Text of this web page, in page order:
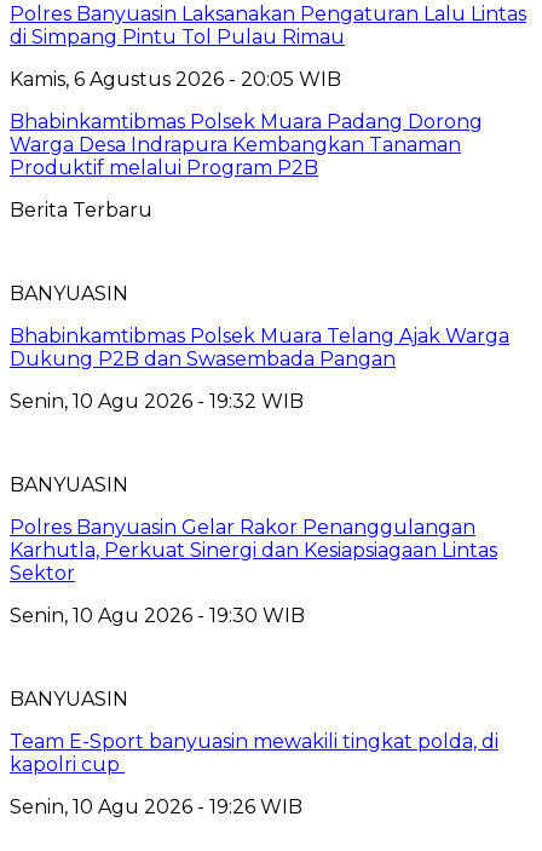
Polres Banyuasin Laksanakan Pengaturan Lalu Lintas
di Simpang Pintu Tol Pulau Rimau
Kamis, 6 Agustus 2026 - 20:05 WIB
Bhabinkamtibmas Polsek Muara Padang Dorong
Warga Desa Indrapura Kembangkan Tanaman
Produktif melalui Program P2B
Berita Terbaru
BANYUASIN
Bhabinkamtibmas Polsek Muara Telang Ajak Warga
Dukung P2B dan Swasembada Pangan
Senin, 10 Agu 2026 - 19:32 WIB
BANYUASIN
Polres Banyuasin Gelar Rakor Penanggulangan
Karhutla, Perkuat Sinergi dan Kesiapsiagaan Lintas
Sektor
Senin, 10 Agu 2026 - 19:30 WIB
BANYUASIN
Team E-Sport banyuasin mewakili tingkat polda, di
kapolri cup
Senin, 10 Agu 2026 - 19:26 WIB